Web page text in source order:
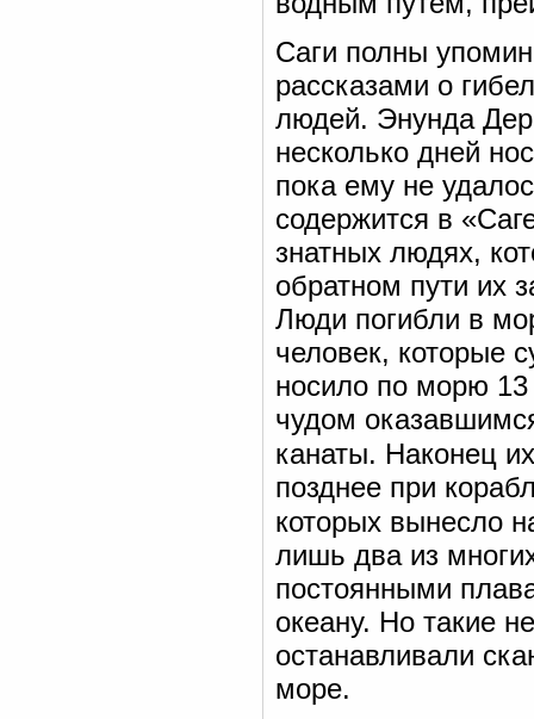
Саги полны
рассказами о
людей. Энунда
несколько дней
пока ему не
содержится в
знатных людях,
обратном пути их
Люди погибли в
человек, которые
носило по морю
чудом
канаты. Наконец
позднее при
которых вынесло
лишь два из
постоянными
океану. Но такие
останавливали
море.